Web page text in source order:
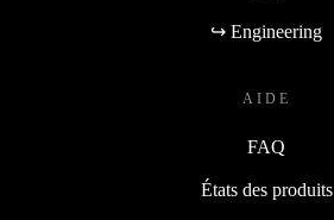
↪ Engineering
AIDE
FAQ
États des produits